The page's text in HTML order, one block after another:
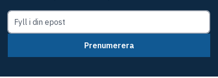
Prenumerera